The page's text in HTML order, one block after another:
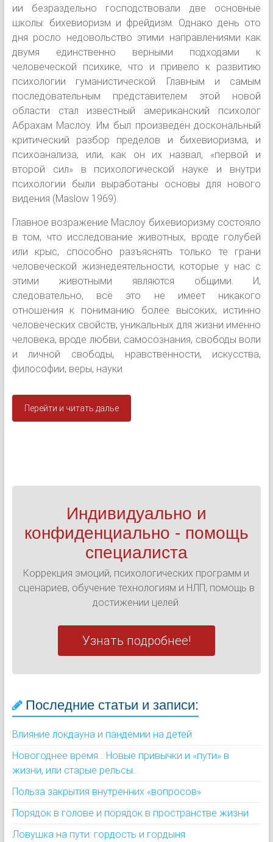
ии безраздельно господствовали две основные
школы: бихевиоризм и фрейдизм. Однако день ото
дня росло недовольство этими направлениями как
двумя единственно верными подходами к
человеческой психике, что и привело к развитию
психологии гуманистической. Главным и самым
последовательным представителем этой новой
области стал известный американский психолог
Абрахам Маслоу. Им был произведён доскональный
критический разбор пределов и бихевиоризма, и
психоанализа, или, как он их назвал, «первой и
второй сил» в психологической науке и внутри
психологии были выработаны основы для нового
видения (Maslow 1969).
Главное возражение Маслоу бихевиоризму состояло
в том, что исследование животных, вроде голубей
или крыс, способно разъяснять только те грани
человеческой жизнедеятельности, которые у нас с
этими животными являются общими. И,
следовательно, всё это не имеет никакого
отношения к пониманию более высоких, истинно
человеческих свойств, уникальных для жизни именно
человека, вроде любви, самосознания, свободы воли
и личной свободы, нравственности, искусства,
философии, веры, науки.
Перейти и читать далье
Индивидуально и
конфиденциально - помощь
специалиста
Коррекция эмоций, психологических программ и
сценариев, обучение технологиям и НЛП, помощь в
достижении целей.
Узнать подробнее!
Последние статьи и записи:
Влияние локдауна и пандемии на детей
Новогоднее время... Новые привычки и «пути» в
жизни, или старые рельсы...
Польза закрытия внутренних «вопросов»
Порядок в голове и порядок в пространстве жизни
Ловушка на пути: гордость и гордыня